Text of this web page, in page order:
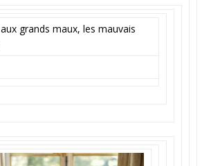
grands maux, les mauvais